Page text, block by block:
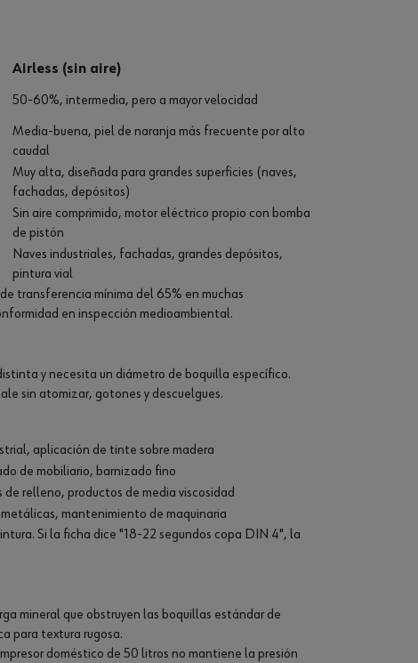
Airless (sin aire)
50-60%, intermedia, pero a mayor velocidad
Media-buena, piel de naranja más frecuente por alto
caudal
Muy alta, diseñada para grandes superficies (naves,
fachadas, depósitos)
Sin aire comprimido, motor eléctrico propio con bomba
de pistón
Naves industriales, fachadas, grandes depósitos,
pintura vial
transferencia mínima del 65% en muchas
en inspección medioambiental.
y necesita un diámetro de boquilla específico.
sin atomizar, gotones y descuelgues.
aplicación de tinte sobre madera
de mobiliario, barnizado fino
relleno, productos de media viscosidad
mantenimiento de maquinaria
Si la ficha dice "18-22 segundos copa DIN 4", la
mineral que obstruyen las boquillas estándar de
para textura rugosa.
doméstico de 50 litros no mantiene la presión